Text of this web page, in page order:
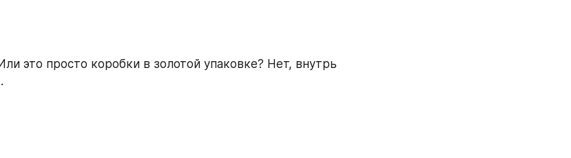
это просто коробки в золотой упаковке? Нет, внутрь